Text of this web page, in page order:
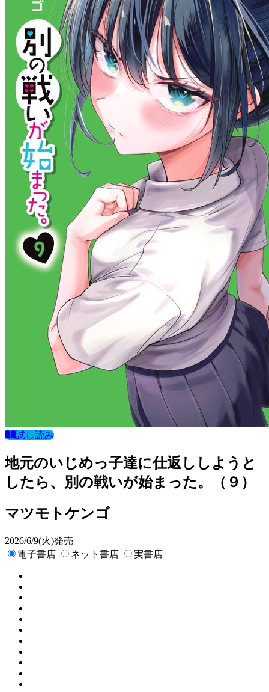
試し読み
地元のいじめっ子達に仕返ししようと
したら、別の戦いが始まった。（９）
マツモトケンゴ
2026/6/9(火)発売
電子書店
ネット書店 実書店